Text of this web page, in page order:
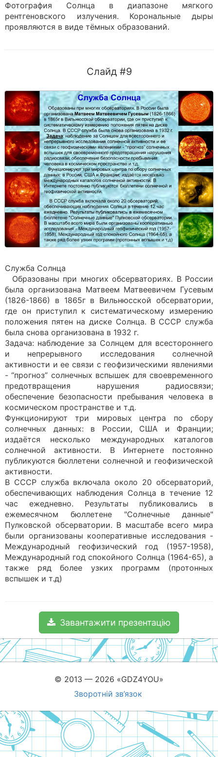
Фотография Солнца в диапазоне мягкого
рентгеновского излучения. Корональные дыры
проявляются в виде тёмных образований.
Слайд #9
Служба Солнца
Образованы при многих обсерваториях. В России
была организована Матвеем Матвеевичем Гусевым
(1826-1866) в 1865г в Вильнюсской обсерватории,
где он приступил к систематическому измерению
положения пятен на диске Солнца. В СССР служба
была снова организована в 1932 г.
Задача: наблюдение за Солнцем для всестороннего
и непрерывного исследования солнечной
активности и ее связи с геофизическими явлениями
- “прогноз” солнечных вспышек для своевременного
предотвращения нарушения радиосвязи;
обеспечение безопасности пребывания человека в
космическом пространстве и т.д.
Функционируют три мировых центра по сбору
солнечных данных: в России, США и Франции;
издаётся несколько международных каталогов
солнечной активности. В Интернете постоянно
публикуются бюллетени солнечной и геофизической
активности.
В СССР служба включала около 20 обсерваторий,
обеспечивающих наблюдения Солнца в течение 12
час ежедневно. Результаты публиковались в
ежемесячном бюллетене "Солнечные данные"
Пулковской обсерватории. В масштабе всего мира
были организованы кооперативные исследования -
Международный геофизический год (1957-1958),
Международный год спокойного Солнца (1964-65), а
также ряд более узких программ (протонных
вспышек и т.д)
Завантажити презентацію
© 2013 — 2026 «GDZ4YOU»
Зворотній зв’язок